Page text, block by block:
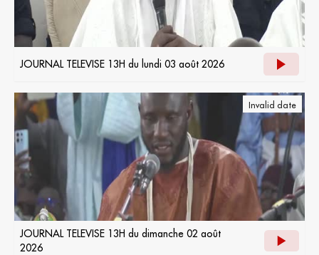
JOURNAL TELEVISE 13H du lundi 03 août 2026
Invalid date
JOURNAL TELEVISE 13H du dimanche 02 août
2026